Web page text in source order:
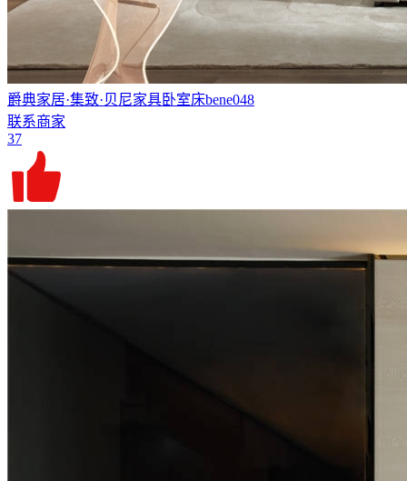
爵典家居·集致·贝尼家具卧室床bene048
联系商家
37